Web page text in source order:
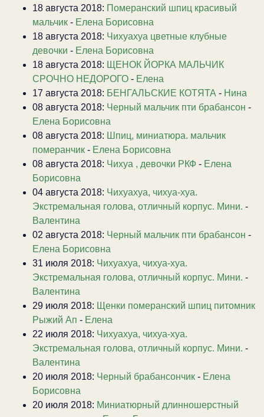
18 августа 2018: Померанский шпиц красивый
мальчик - Елена Борисовна
18 августа 2018: Чихуахуа цветные клубные
девочки - Елена Борисовна
18 августа 2018: ЩЕНОК ЙОРКА МАЛЬЧИК
СРОЧНО НЕДОРОГО - Елена
17 августа 2018: БЕНГАЛЬСКИЕ КОТЯТА - Нина
08 августа 2018: Черный мальчик пти брабансон -
Елена Борисовна
08 августа 2018: Шпиц, миниатюра. мальчик
померанчик - Елена Борисовна
08 августа 2018: Чихуа , девочки РКФ - Елена
Борисовна
04 августа 2018: Чихуахуа, чихуа-хуа.
Экстремальная голова, отличный корпус. Мини. -
Валентина
02 августа 2018: Черный мальчик пти брабансон -
Елена Борисовна
31 июля 2018: Чихуахуа, чихуа-хуа.
Экстремальная голова, отличный корпус. Мини. -
Валентина
29 июля 2018: Щенки померанский шпиц питомник
Рыжий Ап - Елена
22 июля 2018: Чихуахуа, чихуа-хуа.
Экстремальная голова, отличный корпус. Мини. -
Валентина
20 июля 2018: Черный брабансончик - Елена
Борисовна
20 июля 2018: Миниатюрный длинношерстный